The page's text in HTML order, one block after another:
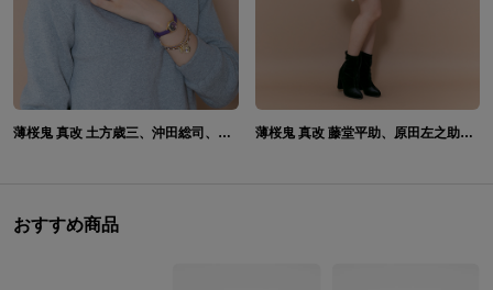
薄桜鬼 真改 土方歳三、沖田総司、斎藤一モデル 腕時計&ブレスレット 薄桜鬼 真改 藤堂平助、原田左之助、風間千景 モデル 財布ショルダー
おすすめ商品